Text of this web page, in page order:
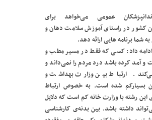
عمومی می‌خواهد برای
کشور در راستای آموزش سلامت دهان و
شما برنامه هایی ارائه دهد.
داد: کسی که فقط در مسیر مطب و
و آمد کرده باشد درد مردم را نمی‌داند و
ارتباط بین وزارت بهداشت و
بسیارکم شده است. به خصوص ارتباط
این رشته با وزارت خانه کم است که دلایل
داشته باشد. بین بدنه‌ی کارشناسی